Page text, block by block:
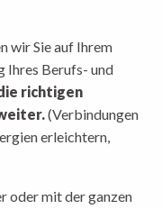
wir Sie auf Ihrem
Ihres Berufs- und
richtigen
(Verbindungen
erleichtern,
oder mit der ganzen